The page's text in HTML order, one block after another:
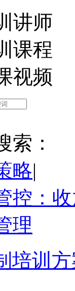
讲师
课程
视频
索：
略|
控：
理
培训方